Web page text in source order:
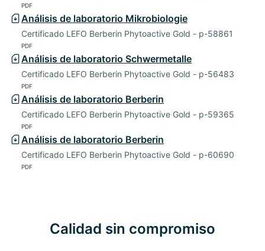
PDF
Análisis de laboratorio Mikrobiologie
Certificado LEFO Berberin Phytoactive Gold - p-58861
PDF
Análisis de laboratorio Schwermetalle
Certificado LEFO Berberin Phytoactive Gold - p-56483
PDF
Análisis de laboratorio Berberin
Certificado LEFO Berberin Phytoactive Gold - p-59365
PDF
Análisis de laboratorio Berberin
Certificado LEFO Berberin Phytoactive Gold - p-60690
PDF
Calidad sin compromiso